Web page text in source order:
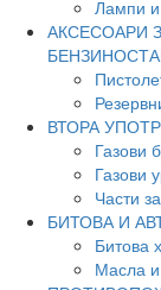
Лампи
АКСЕСОАРИ
ВТОРА
Газови
Газови
Части
БИТОВА И
Битова
Масла и